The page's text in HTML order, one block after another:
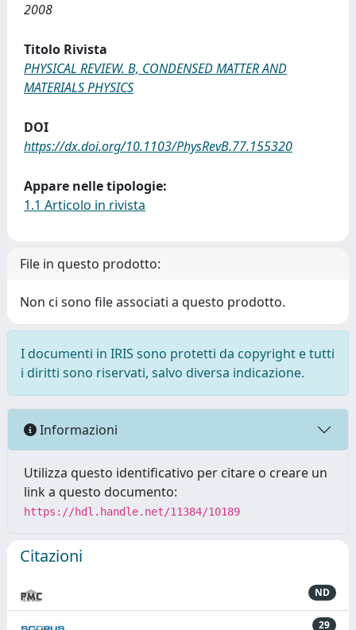
2008
Titolo Rivista
PHYSICAL REVIEW. B, CONDENSED MATTER AND
MATERIALS PHYSICS
DOI
https://dx.doi.org/10.1103/PhysRevB.77.155320
Appare nelle tipologie:
1.1 Articolo in rivista
File in questo prodotto:
Non ci sono file associati a questo prodotto.
I documenti in IRIS sono protetti da copyright e tutti
i diritti sono riservati, salvo diversa indicazione.
Informazioni
Utilizza questo identificativo per citare o creare un
link a questo documento:
https://hdl.handle.net/11384/10189
Citazioni
ND
29